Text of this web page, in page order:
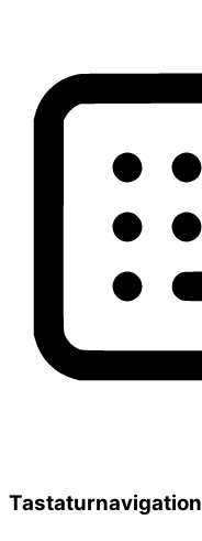
Tastaturnavigation